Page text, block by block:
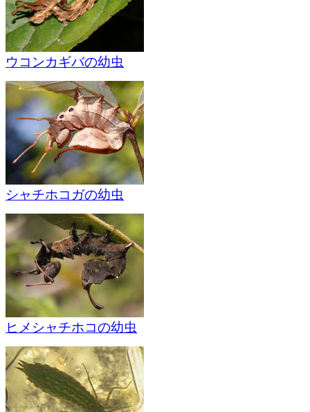
ウコンカギバの幼虫
シャチホコガの幼虫
ヒメシャチホコの幼虫